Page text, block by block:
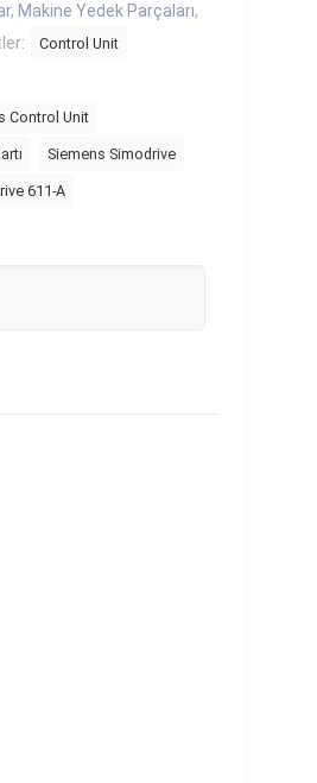
, Makine Yedek Parçaları,
Control Unit
Control Unit
Siemens Simodrive
611-A